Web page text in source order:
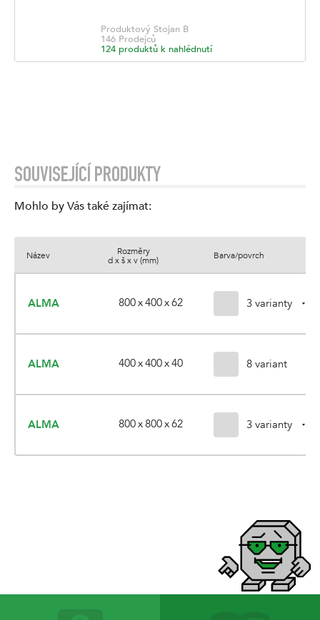
Produktový Stojan B
146 Prodejců
124 produktů k nahlédnutí
SOUVISEJÍCÍ PRODUKTY
Mohlo by Vás také zajímat:
Název
Rozměry
d x š x v (mm)
Barva/povrch
ALMA 800 x 400 x 62 3 varianty
ALMA 400 x 400 x 40 8 variant
ALMA 800 x 800 x 62 3 varianty